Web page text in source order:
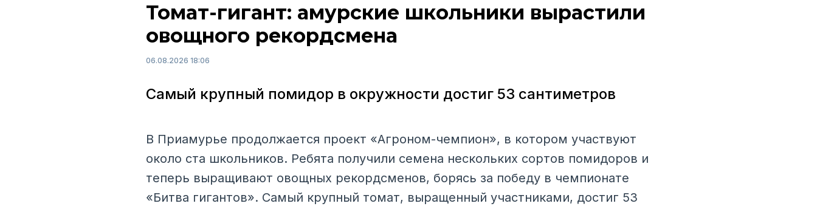
Томат-гигант: амурские школьники вырастили
овощного рекордсмена
06.08.2026 18:06
Самый крупный помидор в окружности достиг 53 сантиметров
В Приамурье продолжается проект «Агроном-чемпион», в котором участвуют
около ста школьников. Ребята получили семена нескольких сортов помидоров и
теперь выращивают овощных рекордсменов, борясь за победу в чемпионате
«Битва гигантов». Самый крупный томат, выращенный участниками, достиг 53